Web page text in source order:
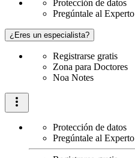
Protección de datos
Pregúntale al Experto
¿Eres un especialista?
Registrarse gratis
Zona para Doctores
Noa Notes
Protección de datos
Pregúntale al Experto